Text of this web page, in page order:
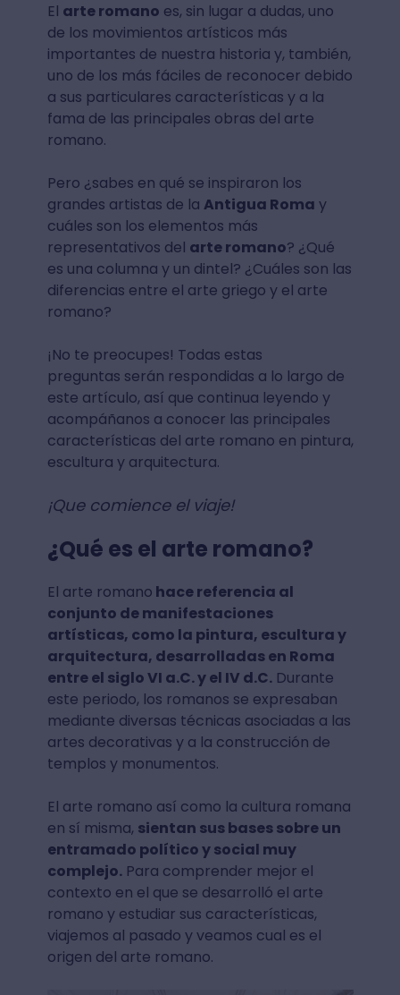
El arte romano es, sin lugar a dudas, uno
de los movimientos artísticos más
importantes de nuestra historia y, también,
uno de los más fáciles de reconocer debido
a sus particulares características y a la
fama de las principales obras del arte
romano.
Pero ¿sabes en qué se inspiraron los
grandes artistas de la Antigua Roma y
cuáles son los elementos más
representativos del arte romano? ¿Qué
es una columna y un dintel? ¿Cuáles son las
diferencias entre el arte griego y el arte
romano?
¡No te preocupes! Todas estas
preguntas serán respondidas a lo largo de
este artículo, así que continua leyendo y
acompáñanos a conocer las principales
características del arte romano en pintura,
escultura y arquitectura.
¡Que comience el viaje!
¿Qué es el arte romano?
El arte romano hace referencia al
conjunto de manifestaciones
artísticas, como la pintura, escultura y
arquitectura, desarrolladas en Roma
entre el siglo VI a.C. y el IV d.C.Durante
este periodo, los romanos se expresaban
mediante diversas técnicas asociadas a las
artes decorativas y a la construcción de
templos y monumentos.
El arte romano así como la cultura romana
en sí misma, sientan sus bases sobre un
entramado político y social muy
complejo.Para comprender mejor el
contexto en el que se desarrolló el arte
romano y estudiar sus características,
viajemos al pasado y veamos cual es el
origen del arte romano.